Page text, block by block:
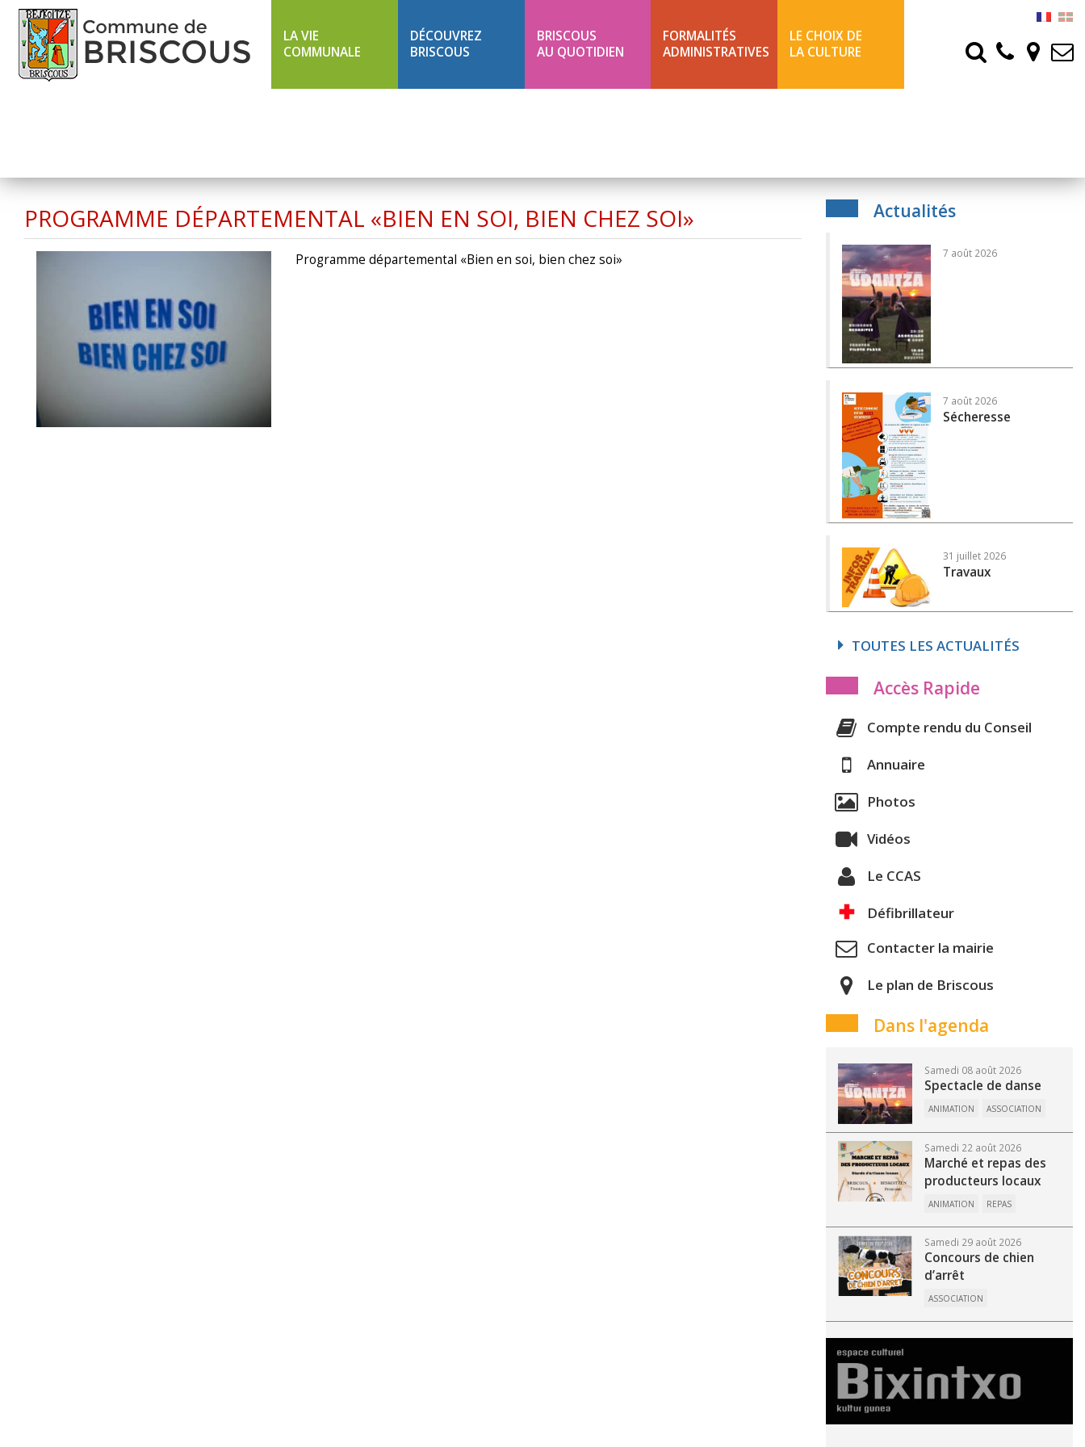
LA VIE
COMMUNALE
DÉCOUVREZ
BRISCOUS
BRISCOUS
AU QUOTIDIEN
FORMALITÉS
ADMINISTRATIVES
LE CHOIX DE
LA CULTURE
PROGRAMME DÉPARTEMENTAL «BIEN EN SOI, BIEN CHEZ SOI»
Programme départemental «Bien en soi, bien chez soi»
Actualités
7 août 2026
7 août 2026
Sécheresse
31 juillet 2026
Travaux
TOUTES LES ACTUALITÉS
Accès Rapide
Compte rendu du Conseil
Annuaire
Photos
Vidéos
Le CCAS
Défibrillateur
Contacter la mairie
Le plan de Briscous
Dans l'agenda
Samedi 08 août 2026
Spectacle de danse
ANIMATION ASSOCIATION
Samedi 22 août 2026
Marché et repas des
producteurs locaux
ANIMATION REPAS
Samedi 29 août 2026
Concours de chien
d’arrêt
ASSOCIATION